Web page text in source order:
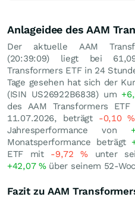
Anlageidee des AAM
Der aktuelle AAM
(20:39:09) liegt bei
Transformers ETF in 24
Tage gesehen hat sich der
(ISIN US26922B6838) um
des AAM Transformers
11.07.2026, beträgt -0,10%
Jahresperformance von
Monatsperformance beträgt
ETF mit -9,72% unter
+42,07 %über seinem 52-
Fazit zu AAM